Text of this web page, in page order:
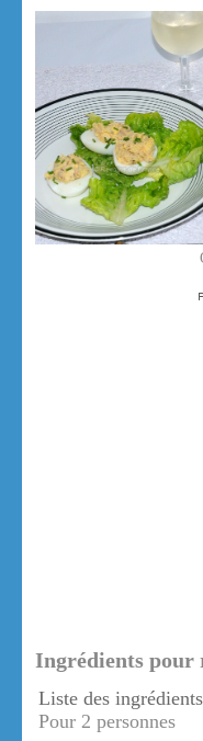
Ingrédients pour
Liste des ingrédients
Pour 2 personnes